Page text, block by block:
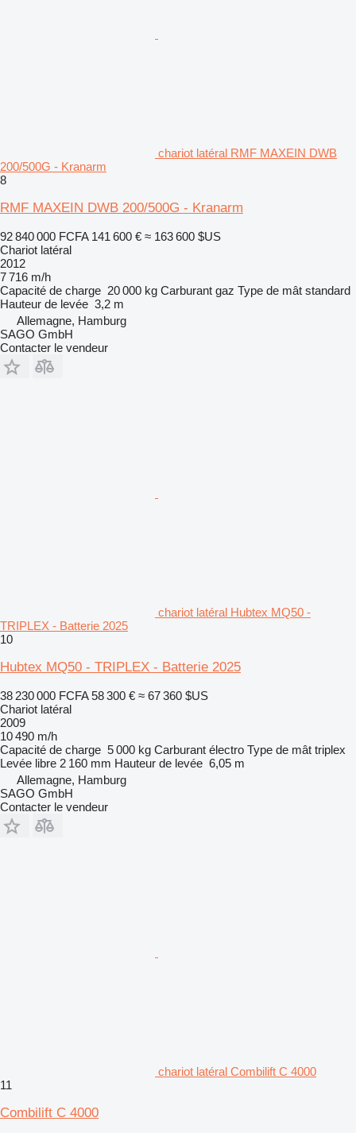
chariot latéral RMF MAXEIN DWB
200/500G - Kranarm
8
RMF MAXEIN DWB 200/500G - Kranarm
92 840 000 FCFA 141 600 € ≈ 163 600 $US
Chariot latéral
2012
7 716 m/h
Capacité de charge 20 000 kg Carburant gaz Type de mât standard
Hauteur de levée 3,2 m
Allemagne, Hamburg
SAGO GmbH
Contacter le vendeur
chariot latéral Hubtex MQ50 -
TRIPLEX - Batterie 2025
10
Hubtex MQ50 - TRIPLEX - Batterie 2025
38 230 000 FCFA 58 300 € ≈ 67 360 $US
Chariot latéral
2009
10 490 m/h
Capacité de charge 5 000 kg Carburant électro Type de mât triplex
Levée libre 2 160 mm Hauteur de levée 6,05 m
Allemagne, Hamburg
SAGO GmbH
Contacter le vendeur
chariot latéral Combilift C 4000
11
Combilift C 4000